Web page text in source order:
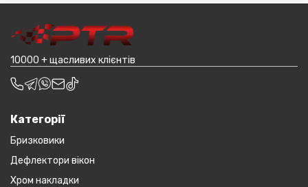
транспортування до місцявидачі (уточнювати з
10000 + щасливих клієнтів
Категорії
Бризковики
Дефлектори вікон
Хром накладки